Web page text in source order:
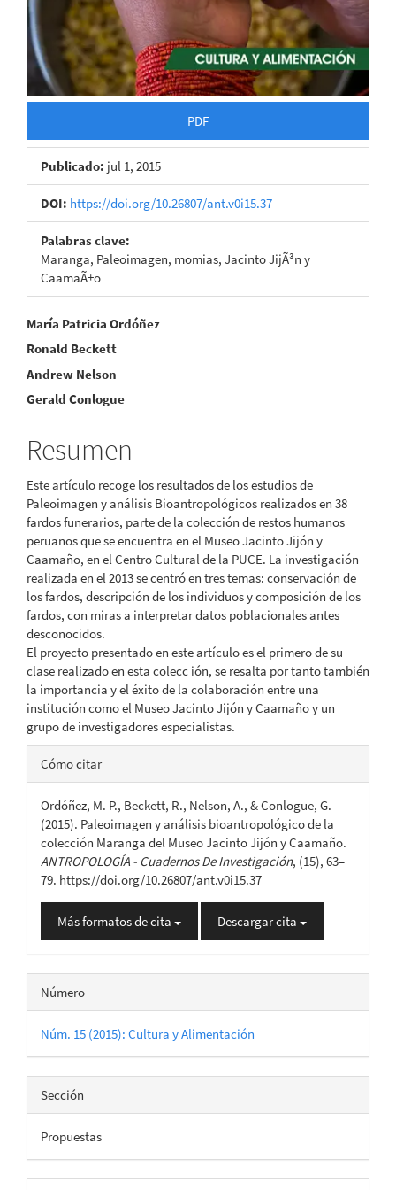
PDF
Publicado: jul 1, 2015
DOI: https://doi.org/10.26807/ant.v0i15.37
Palabras clave:
Maranga, Paleoimagen, momias, Jacinto JijÃ³n y
CaamaÃ±o
Contenido
principal
del
María Patricia Ordóñez
Ronald Beckett
Andrew Nelson
Gerald Conlogue
Resumen
Este artículo recoge los resultados de los estudios de
Paleoimagen y análisis Bioantropológicos realizados en 38
fardos funerarios, parte de la colección de restos humanos
peruanos que se encuentra en el Museo Jacinto Jijón y
Caamaño, en el Centro Cultural de la PUCE. La investigación
realizada en el 2013 se centró en tres temas: conservación de
los fardos, descripción de los individuos y composición de los
fardos, con miras a interpretar datos poblacionales antes
desconocidos.
El proyecto presentado en este artículo es el primero de su
clase realizado en esta colecc ión, se resalta por tanto también
la importancia y el éxito de la colaboración entre una
institución como el Museo Jacinto Jijón y Caamaño y un
grupo de investigadores especialistas.
Detalles
del
artículo
Cómo citar
Ordóñez, M. P., Beckett, R., Nelson, A., & Conlogue, G.
(2015). Paleoimagen y análisis bioantropológico de la
colección Maranga del Museo Jacinto Jijón y Caamaño.
ANTROPOLOGÍA - Cuadernos De Investigación, (15), 63–
79. https://doi.org/10.26807/ant.v0i15.37
Más formatos de cita Descargar cita
Número
Núm. 15 (2015): Cultura y Alimentación
Sección
Propuestas